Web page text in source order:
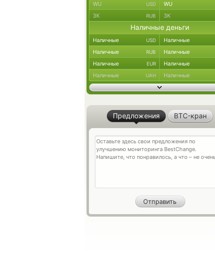
WU USD WU
ЗК RUB ЗК
Наличные деньги
Наличные USD Наличные
Наличные RUB Наличные
Наличные EUR Наличные
Наличные UAH Наличные
Предложения BTC-кран